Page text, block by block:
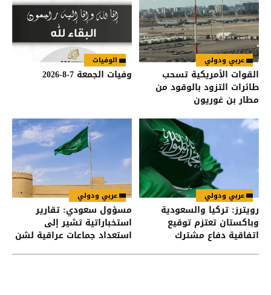
عربي ودولي
القوات الأمريكية تسحب
طائرات التزود بالوقود من
مطار بن غوريون
الوفيات
وفيات الجمعة 7-8-2026
عربي ودولي
رويترز: تركيا والسعودية
وباكستان تعتزم توقيع
اتفاقية دفاع مشترك
عربي ودولي
مسؤول سعودي: تقارير
استخباراتية تشير إلى
استعداد جماعات عراقية لشن